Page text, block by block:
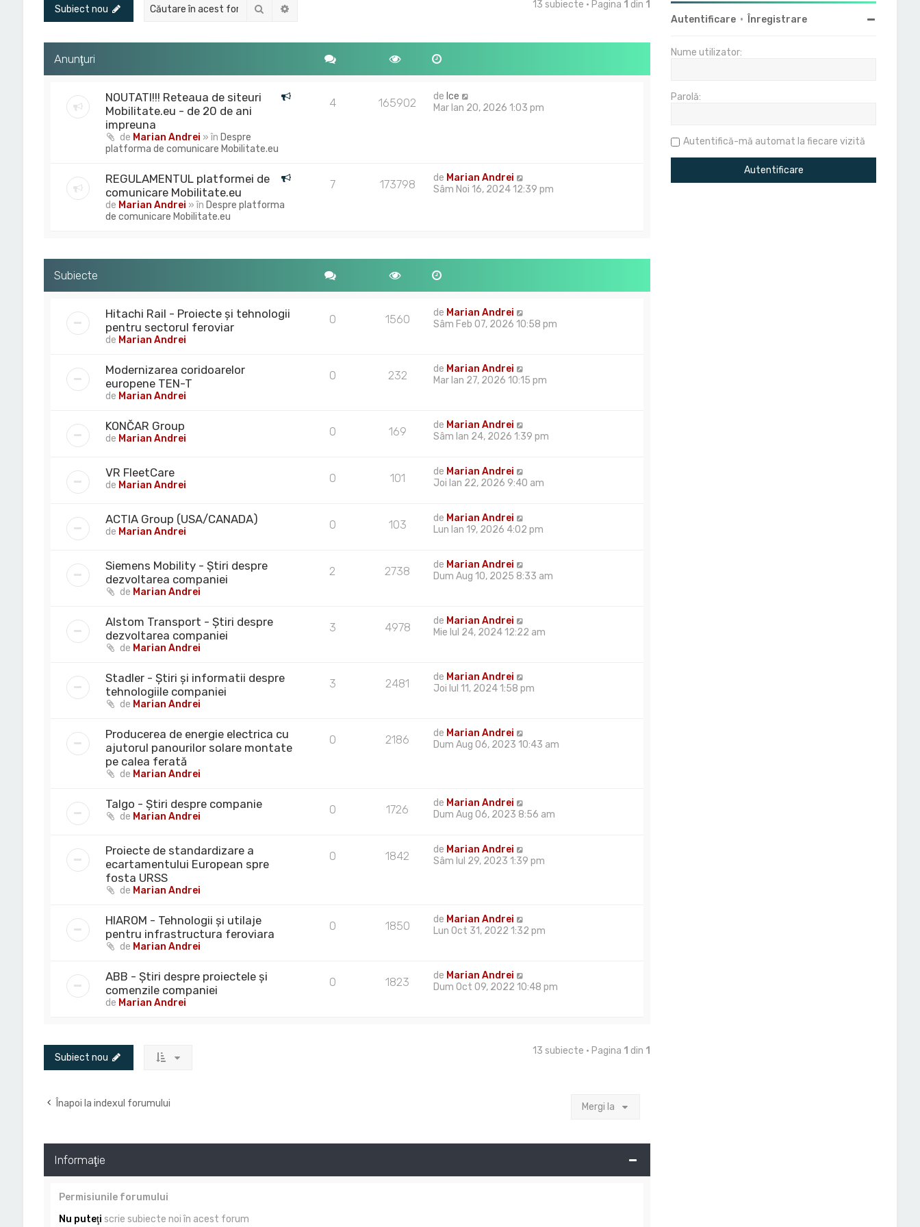
Subiect nou Căutare 13 subiecte • Pagina 1 din 1
Anunţuri
NOUTATI!!! Reteaua de siteuri
Mobilitate.eu - de 20 de ani
impreuna
de Marian Andrei » în Despre
platforma de comunicare Mobilitate.eu
4 165902 de Ice
Mar Ian 20, 2026 1:03 pm
REGULAMENTUL platformei de
comunicare Mobilitate.eu
de Marian Andrei » în Despre platforma
de comunicare Mobilitate.eu
7 173798 de Marian Andrei
Sâm Noi 16, 2024 12:39 pm
Subiecte
Hitachi Rail - Proiecte și tehnologii
pentru sectorul feroviar
de Marian Andrei
0 1560 de Marian Andrei
Sâm Feb 07, 2026 10:58 pm
Modernizarea coridoarelor
europene TEN-T
de Marian Andrei
0 232 de Marian Andrei
Mar Ian 27, 2026 10:15 pm
KONČAR Group
de Marian Andrei
0 169 de Marian Andrei
Sâm Ian 24, 2026 1:39 pm
VR FleetCare
de Marian Andrei
0 101 de Marian Andrei
Joi Ian 22, 2026 9:40 am
ACTIA Group (USA/CANADA)
de Marian Andrei
0 103 de Marian Andrei
Lun Ian 19, 2026 4:02 pm
Siemens Mobility - Știri despre
dezvoltarea companiei
de Marian Andrei
2 2738 de Marian Andrei
Dum Aug 10, 2025 8:33 am
Alstom Transport - Știri despre
dezvoltarea companiei
de Marian Andrei
3 4978 de Marian Andrei
Mie Iul 24, 2024 12:22 am
Stadler - Știri și informatii despre
tehnologiile companiei
de Marian Andrei
3 2481 de Marian Andrei
Joi Iul 11, 2024 1:58 pm
Producerea de energie electrica cu
ajutorul panourilor solare montate
pe calea ferată
de Marian Andrei
0 2186 de Marian Andrei
Dum Aug 06, 2023 10:43 am
Talgo - Știri despre companie
de Marian Andrei
0 1726 de Marian Andrei
Dum Aug 06, 2023 8:56 am
Proiecte de standardizare a
ecartamentului European spre
fosta URSS
de Marian Andrei
0 1842 de Marian Andrei
Sâm Iul 29, 2023 1:39 pm
HIAROM - Tehnologii și utilaje
pentru infrastructura feroviara
de Marian Andrei
0 1850 de Marian Andrei
Lun Oct 31, 2022 1:32 pm
ABB - Știri despre proiectele și
comenzile companiei
de Marian Andrei
0 1823 de Marian Andrei
Dum Oct 09, 2022 10:48 pm
Subiect nou
13 subiecte • Pagina 1 din 1
Înapoi la indexul forumului Mergi la
Informaţie
Permisiunile forumului
Nu puteţi scrie subiecte noi în acest forum
Autentificare • Înregistrare
Nume utilizator:
Parolă:
Autentifică-mă automat la fiecare vizită